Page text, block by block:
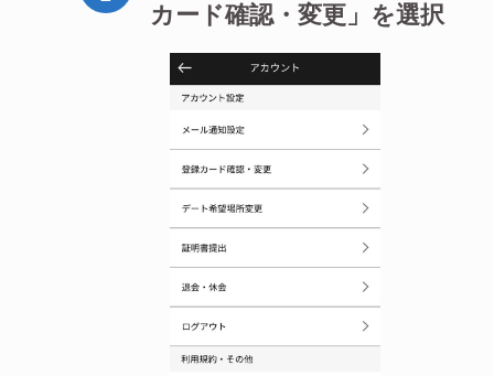
カード確認・変更」を選択